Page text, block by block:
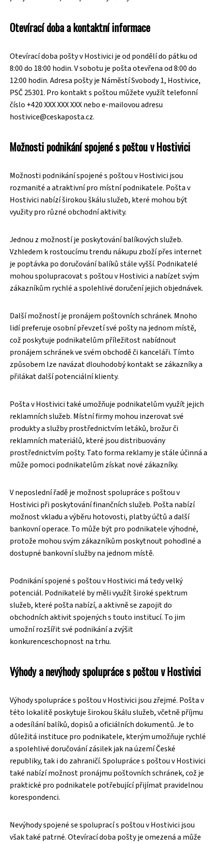
Otevírací doba a kontaktní informace
Otevírací doba pošty v Hostivici je od pondělí do pátku od
8:00 do 18:00 hodin. V sobotu je pošta otevřena od 8:00 do
12:00 hodin. Adresa pošty je Náměstí Svobody 1, Hostivice,
PSČ 25301. Pro kontakt s poštou můžete využít telefonní
číslo +420 XXX XXX XXX nebo e-mailovou adresu
hostivice@ceskaposta.cz.
Možnosti podnikání spojené s poštou v Hostivici
Možnosti podnikání spojené s poštou v Hostivici jsou
rozmanité a atraktivní pro místní podnikatele. Pošta v
Hostivici nabízí širokou škálu služeb, které mohou být
využity pro různé obchodní aktivity.
Jednou z možností je poskytování balíkových služeb.
Vzhledem k rostoucímu trendu nákupu zboží přes internet
je poptávka po doručování balíků stále vyšší. Podnikatelé
mohou spolupracovat s poštou v Hostivici a nabízet svým
zákazníkům rychlé a spolehlivé doručení jejich objednávek.
Další možností je pronájem poštovních schránek. Mnoho
lidí preferuje osobní převzetí své pošty na jednom místě,
což poskytuje podnikatelům příležitost nabídnout
pronájem schránek ve svém obchodě či kanceláři. Tímto
způsobem lze navázat dlouhodobý kontakt se zákazníky a
přilákat další potenciální klienty.
Pošta v Hostivici také umožňuje podnikatelům využít jejich
reklamních služeb. Místní firmy mohou inzerovat své
produkty a služby prostřednictvím letáků, brožur či
reklamních materiálů, které jsou distribuovány
prostřednictvím pošty. Tato forma reklamy je stále účinná a
může pomoci podnikatelům získat nové zákazníky.
V neposlední řadě je možnost spolupráce s poštou v
Hostivici při poskytování finančních služeb. Pošta nabízí
možnost vkladu a výběru hotovosti, platby účtů a další
bankovní operace. To může být pro podnikatele výhodné,
protože mohou svým zákazníkům poskytnout pohodlné a
dostupné bankovní služby na jednom místě.
Podnikání spojené s poštou v Hostivici má tedy velký
potenciál. Podnikatelé by měli využít široké spektrum
služeb, které pošta nabízí, a aktivně se zapojit do
obchodních aktivit spojených s touto institucí. To jim
umožní rozšířit své podnikání a zvýšit
konkurenceschopnost na trhu.
Výhody a nevýhody spolupráce s poštou v Hostivici
Výhody spolupráce s poštou v Hostivici jsou zřejmé. Pošta v
této lokalitě poskytuje širokou škálu služeb, včetně příjmu
a odesílání balíků, dopisů a oficiálních dokumentů. Je to
důležitá instituce pro podnikatele, kterým umožňuje rychlé
a spolehlivé doručování zásilek jak na území České
republiky, tak i do zahraničí. Spolupráce s poštou v Hostivici
také nabízí možnost pronájmu poštovních schránek, což je
praktické pro podnikatele potřebující přijímat pravidelnou
korespondenci.
Nevýhody spojené se spoluprací s poštou v Hostivici jsou
však také patrné. Otevírací doba pošty je omezená a může